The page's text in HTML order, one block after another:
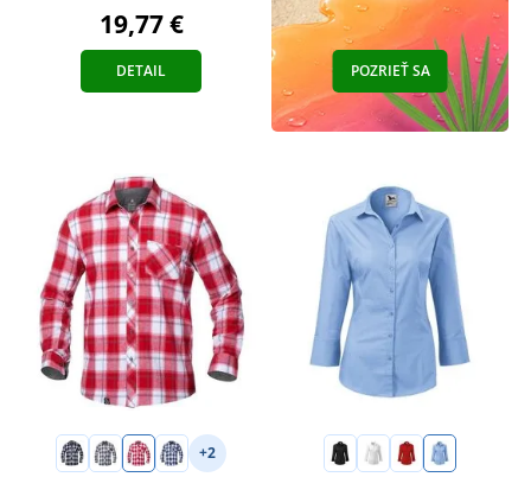
19,77 €
DETAIL POZRIEŤ SA
+2